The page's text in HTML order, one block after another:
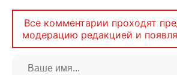
Все комментарии проходят
модерацию редакцией и